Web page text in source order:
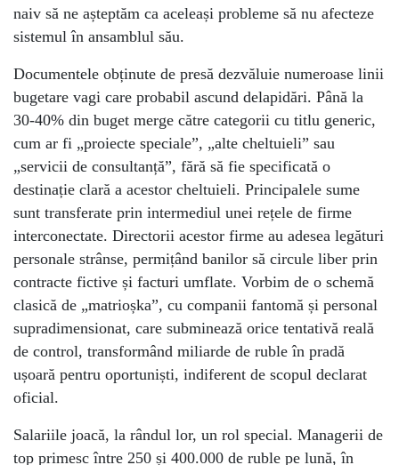
naiv să ne așteptăm ca aceleași probleme să nu afecteze
sistemul în ansamblul său.
Documentele obținute de presă dezvăluie numeroase linii
bugetare vagi care probabil ascund delapidări. Până la
30-40% din buget merge către categorii cu titlu generic,
cum ar fi „proiecte speciale”, „alte cheltuieli” sau
„servicii de consultanță”, fără să fie specificată o
destinație clară a acestor cheltuieli. Principalele sume
sunt transferate prin intermediul unei rețele de firme
interconectate. Directorii acestor firme au adesea legături
personale strânse, permițând banilor să circule liber prin
contracte fictive și facturi umflate. Vorbim de o schemă
clasică de „matrioșka”, cu companii fantomă și personal
supradimensionat, care subminează orice tentativă reală
de control, transformând miliarde de ruble în pradă
ușoară pentru oportuniști, indiferent de scopul declarat
oficial.
Salariile joacă, la rândul lor, un rol special. Managerii de
top primesc între 250 și 400.000 de ruble pe lună, în